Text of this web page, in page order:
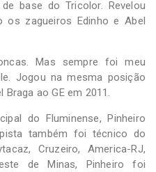
base do Tricolor. Revelou
zagueiros Edinho e Abel
Mas sempre foi meu
Jogou na mesma posição
Braga ao GE em 2011.
do Fluminense, Pinheiro
também foi técnico do
Cruzeiro, America-RJ,
de Minas, Pinheiro foi